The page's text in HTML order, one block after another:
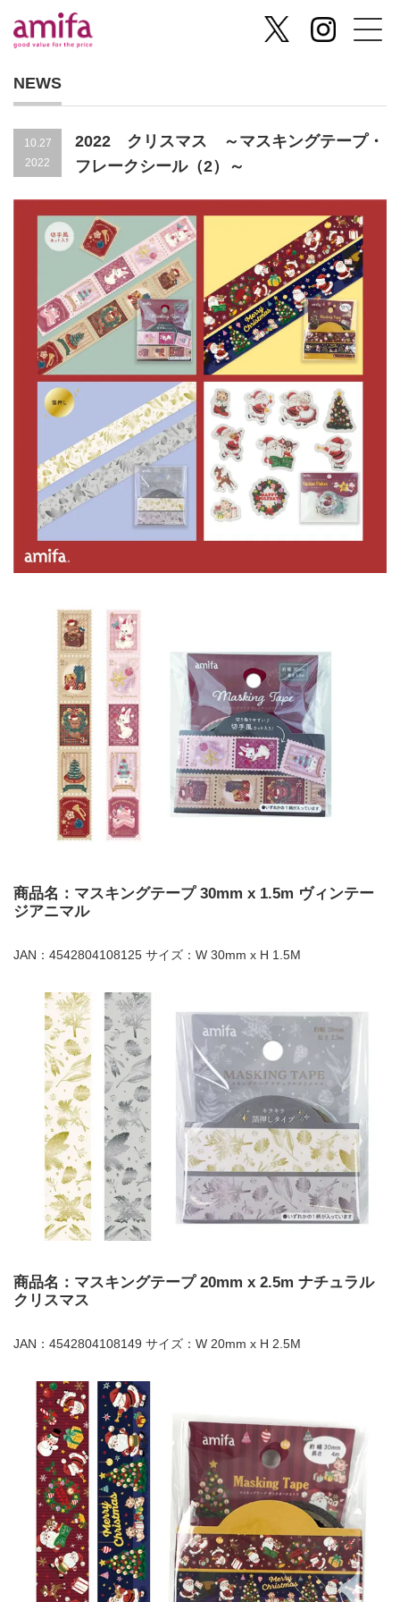
NEWS
10.27
2022
2022 クリスマス ～マスキングテープ・
フレークシール（2）～
商品名：マスキングテープ 30mm x 1.5m ヴィンテー
ジアニマル
JAN：4542804108125 サイズ：W 30mm x H 1.5M
商品名：マスキングテープ 20mm x 2.5m ナチュラル
クリスマス
JAN：4542804108149 サイズ：W 20mm x H 2.5M